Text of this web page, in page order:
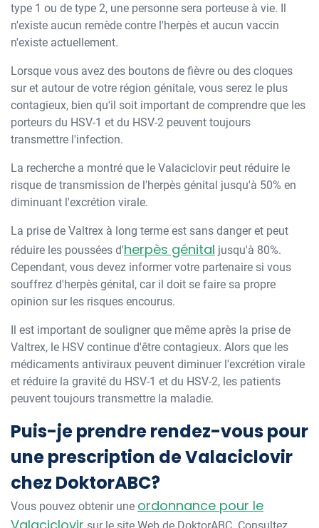
type 1 ou de type 2, une personne sera porteuse à vie. Il
n'existe aucun remède contre l'herpès et aucun vaccin
n'existe actuellement.
Lorsque vous avez des boutons de fièvre ou des cloques
sur et autour de votre région génitale, vous serez le plus
contagieux, bien qu'il soit important de comprendre que les
porteurs du HSV-1 et du HSV-2 peuvent toujours
transmettre l'infection.
La recherche a montré que le Valaciclovir peut réduire le
risque de transmission de l'herpès génital jusqu'à 50% en
diminuant l'excrétion virale.
La prise de Valtrex à long terme est sans danger et peut
réduire les poussées d'herpès génital jusqu'à 80%.
Cependant, vous devez informer votre partenaire si vous
souffrez d'herpès génital, car il doit se faire sa propre
opinion sur les risques encourus.
Il est important de souligner que même après la prise de
Valtrex, le HSV continue d'être contagieux. Alors que les
médicaments antiviraux peuvent diminuer l'excrétion virale
et réduire la gravité du HSV-1 et du HSV-2, les patients
peuvent toujours transmettre la maladie.
Puis-je prendre rendez-vous pour
une prescription de Valaciclovir
chez DoktorABC?
Vous pouvez obtenir une ordonnance pour le